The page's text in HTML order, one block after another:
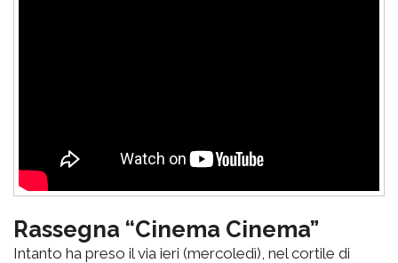
Rassegna “Cinema Cinema”
Intanto ha preso il via ieri (mercoledì), nel cortile di